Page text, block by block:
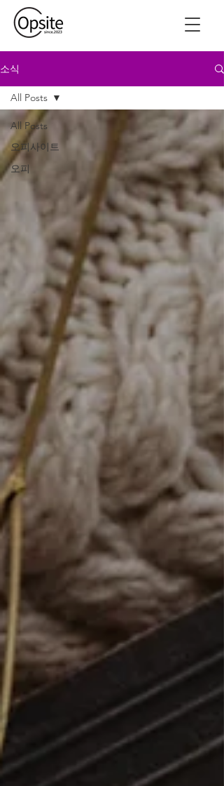
소식
All Posts
오피사이트
오피
All Posts